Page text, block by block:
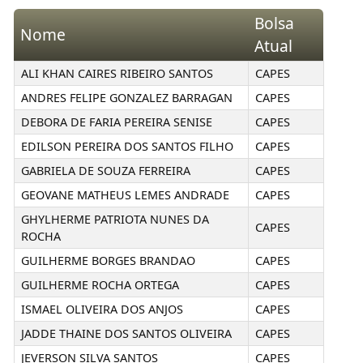
Nome
Bolsa
Atual
ALI KHAN CAIRES RIBEIRO SANTOS
CAPES
ANDRES FELIPE GONZALEZ BARRAGAN
CAPES
DEBORA DE FARIA PEREIRA SENISE
CAPES
EDILSON PEREIRA DOS SANTOS FILHO
CAPES
GABRIELA DE SOUZA FERREIRA
CAPES
GEOVANE MATHEUS LEMES ANDRADE
CAPES
GHYLHERME PATRIOTA NUNES DA
ROCHA
CAPES
GUILHERME BORGES BRANDAO
CAPES
GUILHERME ROCHA ORTEGA
CAPES
ISMAEL OLIVEIRA DOS ANJOS
CAPES
JADDE THAINE DOS SANTOS OLIVEIRA
CAPES
JEVERSON SILVA SANTOS
CAPES